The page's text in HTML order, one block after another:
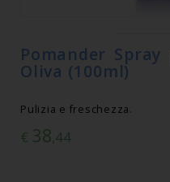
Pomander
Oliva (100ml)
Pulizia e freschezza.
€ 38,44